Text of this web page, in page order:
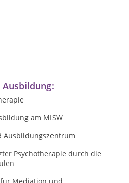
am MISW
Ausbildungszentrum
Psychotherapie durch die